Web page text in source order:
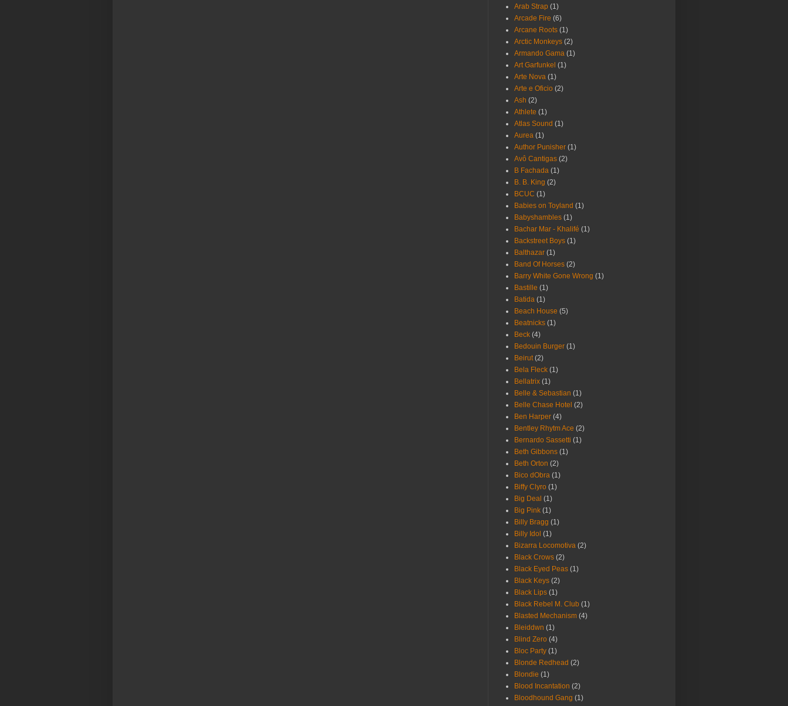
Arab Strap (1)
Arcade Fire (6)
Arcane Roots (1)
Arctic Monkeys (2)
Armando Gama (1)
Art Garfunkel (1)
Arte Nova (1)
Arte e Oficio (2)
Ash (2)
Athlete (1)
Atlas Sound (1)
Aurea (1)
Author Punisher (1)
Avô Cantigas (2)
B Fachada (1)
B. B. King (2)
BCUC (1)
Babies on Toyland (1)
Babyshambles (1)
Bachar Mar - Khalifé (1)
Backstreet Boys (1)
Balthazar (1)
Band Of Horses (2)
Barry White Gone Wrong (1)
Bastille (1)
Batida (1)
Beach House (5)
Beatnicks (1)
Beck (4)
Bedouin Burger (1)
Beirut (2)
Bela Fleck (1)
Bellatrix (1)
Belle & Sebastian (1)
Belle Chase Hotel (2)
Ben Harper (4)
Bentley Rhytm Ace (2)
Bernardo Sassetti (1)
Beth Gibbons (1)
Beth Orton (2)
Bico dObra (1)
Biffy Clyro (1)
Big Deal (1)
Big Pink (1)
Billy Bragg (1)
Billy Idol (1)
Bizarra Locomotiva (2)
Black Crows (2)
Black Eyed Peas (1)
Black Keys (2)
Black Lips (1)
Black Rebel M. Club (1)
Blasted Mechanism (4)
Bleiddwn (1)
Blind Zero (4)
Bloc Party (1)
Blonde Redhead (2)
Blondie (1)
Blood Incantation (2)
Bloodhound Gang (1)